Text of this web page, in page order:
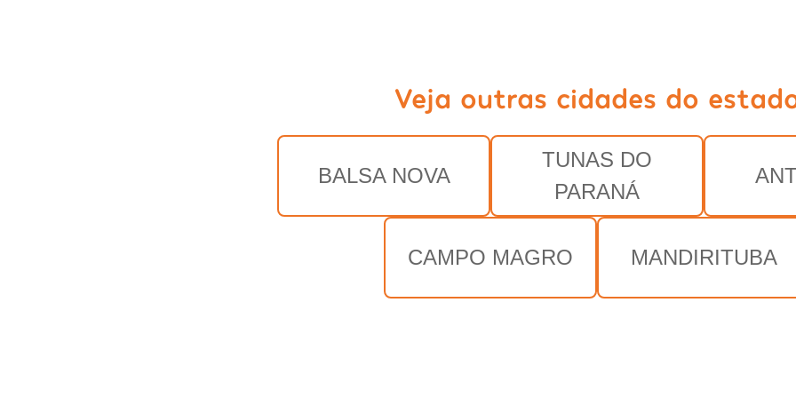
Veja outras cidades do
BALSA NOVA
TUNAS DO
PARANÁ
CAMPO MAGRO MANDIRITUBA